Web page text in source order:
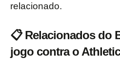
relacionado.
📋 Relacionados do
jogo contra o